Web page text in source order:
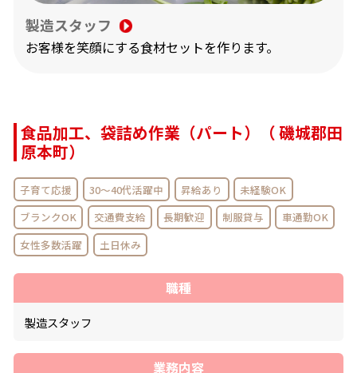
製造スタッフ
お客様を笑顔にする食材セットを作ります。
食品加工、袋詰め作業（パート）（ 磯城郡田
原本町）
子育て応援 30～40代活躍中 昇給あり
未経験OK
ブランクOK
交通費支給 長期歓迎 制服貸与
車通勤OK
女性多数活躍
土日休み
職種
製造スタッフ
業務内容